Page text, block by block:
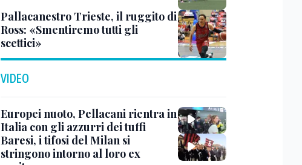
Pallacanestro Trieste, il ruggito di
Ross: «Smentiremo tutti gli
scettici»
VIDEO
Europei nuoto, Pellacani rientra in
Italia con gli azzurri dei tuffi
Baresi, i tifosi del Milan si
stringono intorno al loro ex